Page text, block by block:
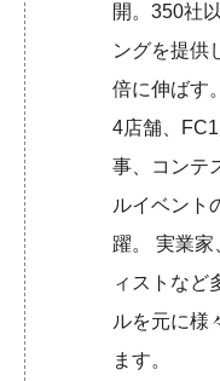
開。350社
ングを提供
倍に伸ばす
4店舗、
事、コンテ
ルイベント
躍。 実業
ィストなど
ルを元に様
ます。